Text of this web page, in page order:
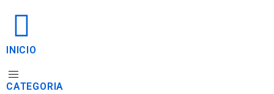
INICIO
CATEGORIA